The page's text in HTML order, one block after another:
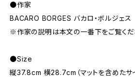
●作家
BACARO BORGES バカロ・ボルジェス
※作家の説明は本文の一番下をご覧くだ
●Size
縦37.8cm 横28.7cm（マットを含めたサ